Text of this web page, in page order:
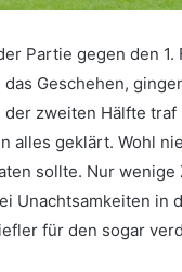
Partie gegen den
Geschehen,
zweiten Hälfte
alles geklärt. Wohl
sollte. Nur
Unachtsamkeiten
für den sogar